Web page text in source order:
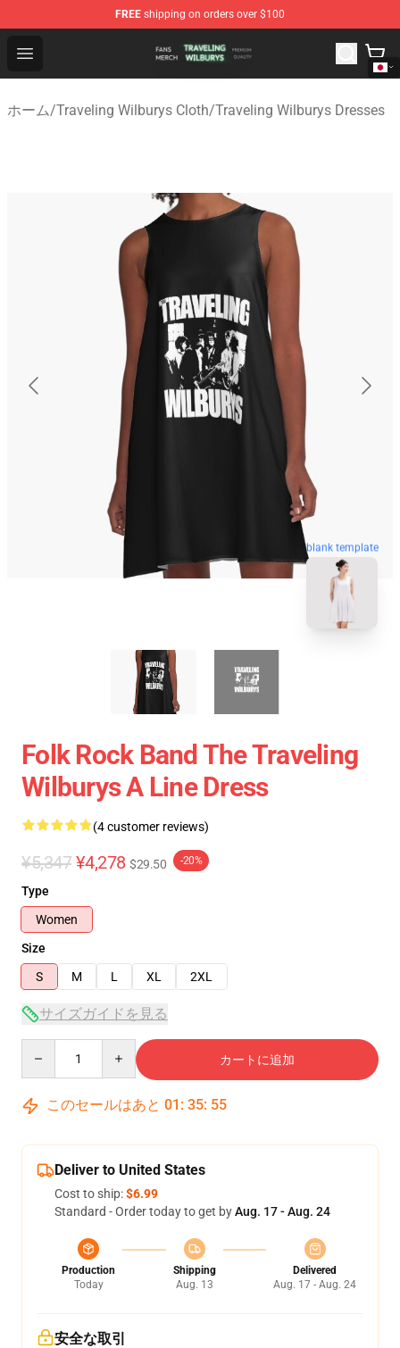
FREE shipping on orders over $100
Open menu
Traveling Wilburys Shop - Official Traveling Wilburys
ホーム/Traveling Wilburys Cloth/Traveling Wilburys Dresses
blank template
Folk Rock Band The Traveling
Wilburys A Line Dress
(4 customer reviews)
¥5,347 ¥4,278 $29.50 -20%
Type
Women
Size
S
M L XL 2XL
サイズガイドを見る
カートに追加
このセールはあと 01 : 35: 54
Deliver to United States
Cost to ship:$6.99
Standard - Order today to get byAug. 17 - Aug. 24
Production
Today
Shipping
Aug. 13
Delivered
Aug. 17 - Aug. 24
安全な取引